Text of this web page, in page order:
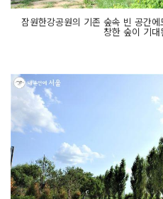
잠원한강공원의 기존 숲속 빈 공간
창한 숲이 기